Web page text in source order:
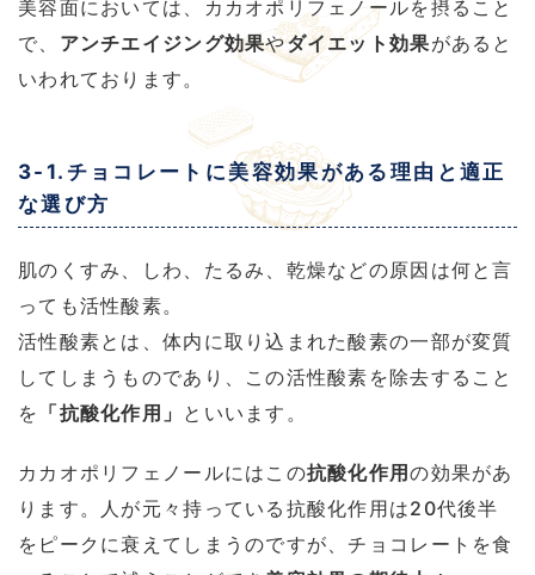
美容面においては、カカオポリフェノールを摂ること
で、 アンチエイジング効果やダイエット効果があると
いわれております。
3-1.チョコレートに美容効果がある理由と適正
な選び方
肌のくすみ、しわ、たるみ、乾燥などの原因は何と言
っても活性酸素。
活性酸素とは、体内に取り込まれた酸素の一部が変質
してしまうものであり、この活性酸素を除去すること
を 「抗酸化作用」 といいます。
カカオポリフェノールにはこの抗酸化作用の効果があ
ります。人が元々持っている抗酸化作用は20代後半
をピークに衰えてしまうのですが、チョコレートを食